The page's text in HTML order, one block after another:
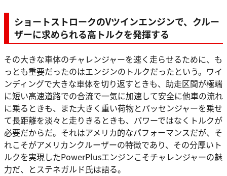
ショートストロークのVツインエンジンで、クルー
ザーに求められる高トルクを発揮する
その大きな車体のチャレンジャーを速く走らせるために、も
っとも重要だったのはエンジンのトルクだったという。ワイ
ンディングで大きな車体を切り返すときも、助走区間が極端
に短い高速道路での合流で一気に加速して安全に他車の流れ
に乗るときも、また大きく重い荷物とパッセンジャーを乗せ
て長距離を淡々と走りきるときも、パワーではなくトルクが
必要だからだ。それはアメリカ的なパフォーマンスだが、そ
れこそがアメリカンクルーザーの特徴であり、その分厚いト
ルクを実現したPowerPlusエンジンこそチャレンジャーの魅
力だ、とステネガルド氏は語る。